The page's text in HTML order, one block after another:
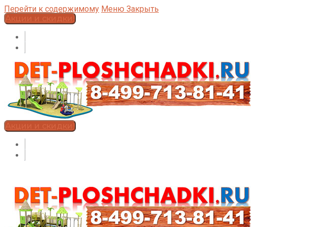
Перейти к содержимому Меню Закрыть
Акции и скидки!
Акции и скидки!